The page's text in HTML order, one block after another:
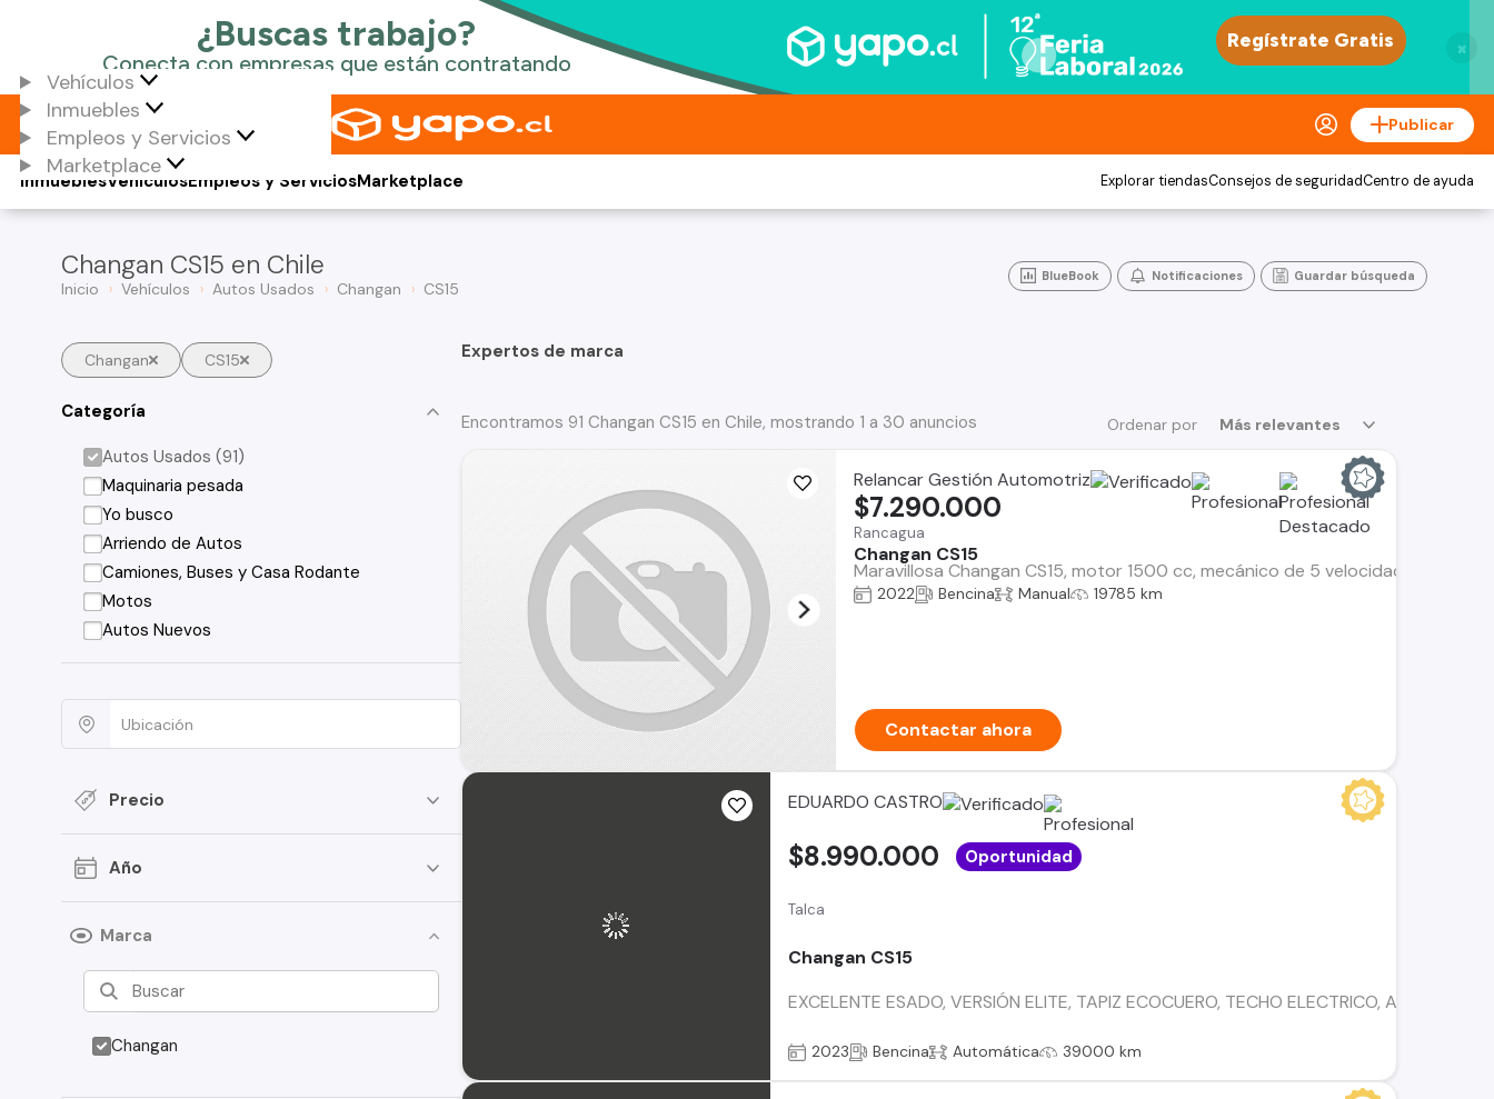
×
Vehículos
Inmuebles
Empleos y Servicios
Marketplace
Publicar
Vehículos
Inmuebles Empleos y ServiciosMarketplace Explorar tiendasConsejos de seguridadCentro de ayuda
Changan CS15 en Chile
Inicio Vehículos Autos Usados Changan CS15
BlueBook Notificaciones Guardar búsqueda
Changan CS15
Categoría
Autos Usados (91)
Maquinaria pesada
Yo busco
Arriendo de Autos
Camiones, Buses y Casa Rodante
Motos
Autos Nuevos
Precio
Año
Marca
Changan
Expertos de marca
Ordenar por Más relevantes
Encontramos 91 Changan CS15 en Chile, mostrando 1 a 30 anuncios
Relancar Gestión Automotriz
Rancagua
Changan CS15
Maravillosa Changan CS15, motor 1500 cc, mecánico de 5 velocidades,
$7.290.000
2022 Bencina Manual 19785 km
Contactar ahora
EDUARDO CASTRO
Talca
Changan CS15
EXCELENTE ESADO, VERSIÓN ELITE, TAPIZ ECOCUERO, TECHO ELECTRICO, AIRBAG
$8.990.000 Oportunidad
2023 Bencina Automática 39000 km